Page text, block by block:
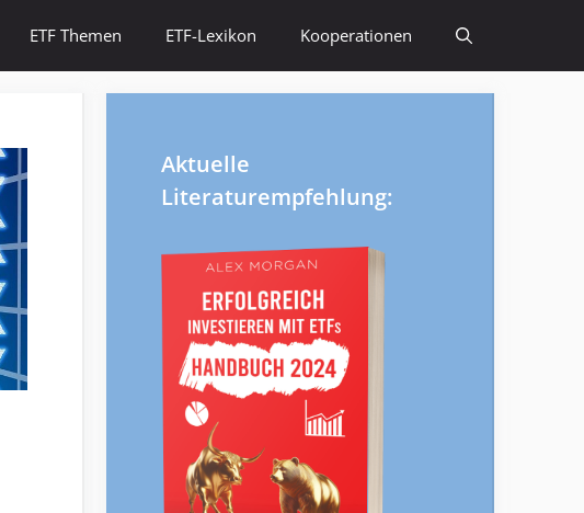
ETF Themen ETF-Lexikon Kooperationen
Aktuelle
Literaturempfehlung: